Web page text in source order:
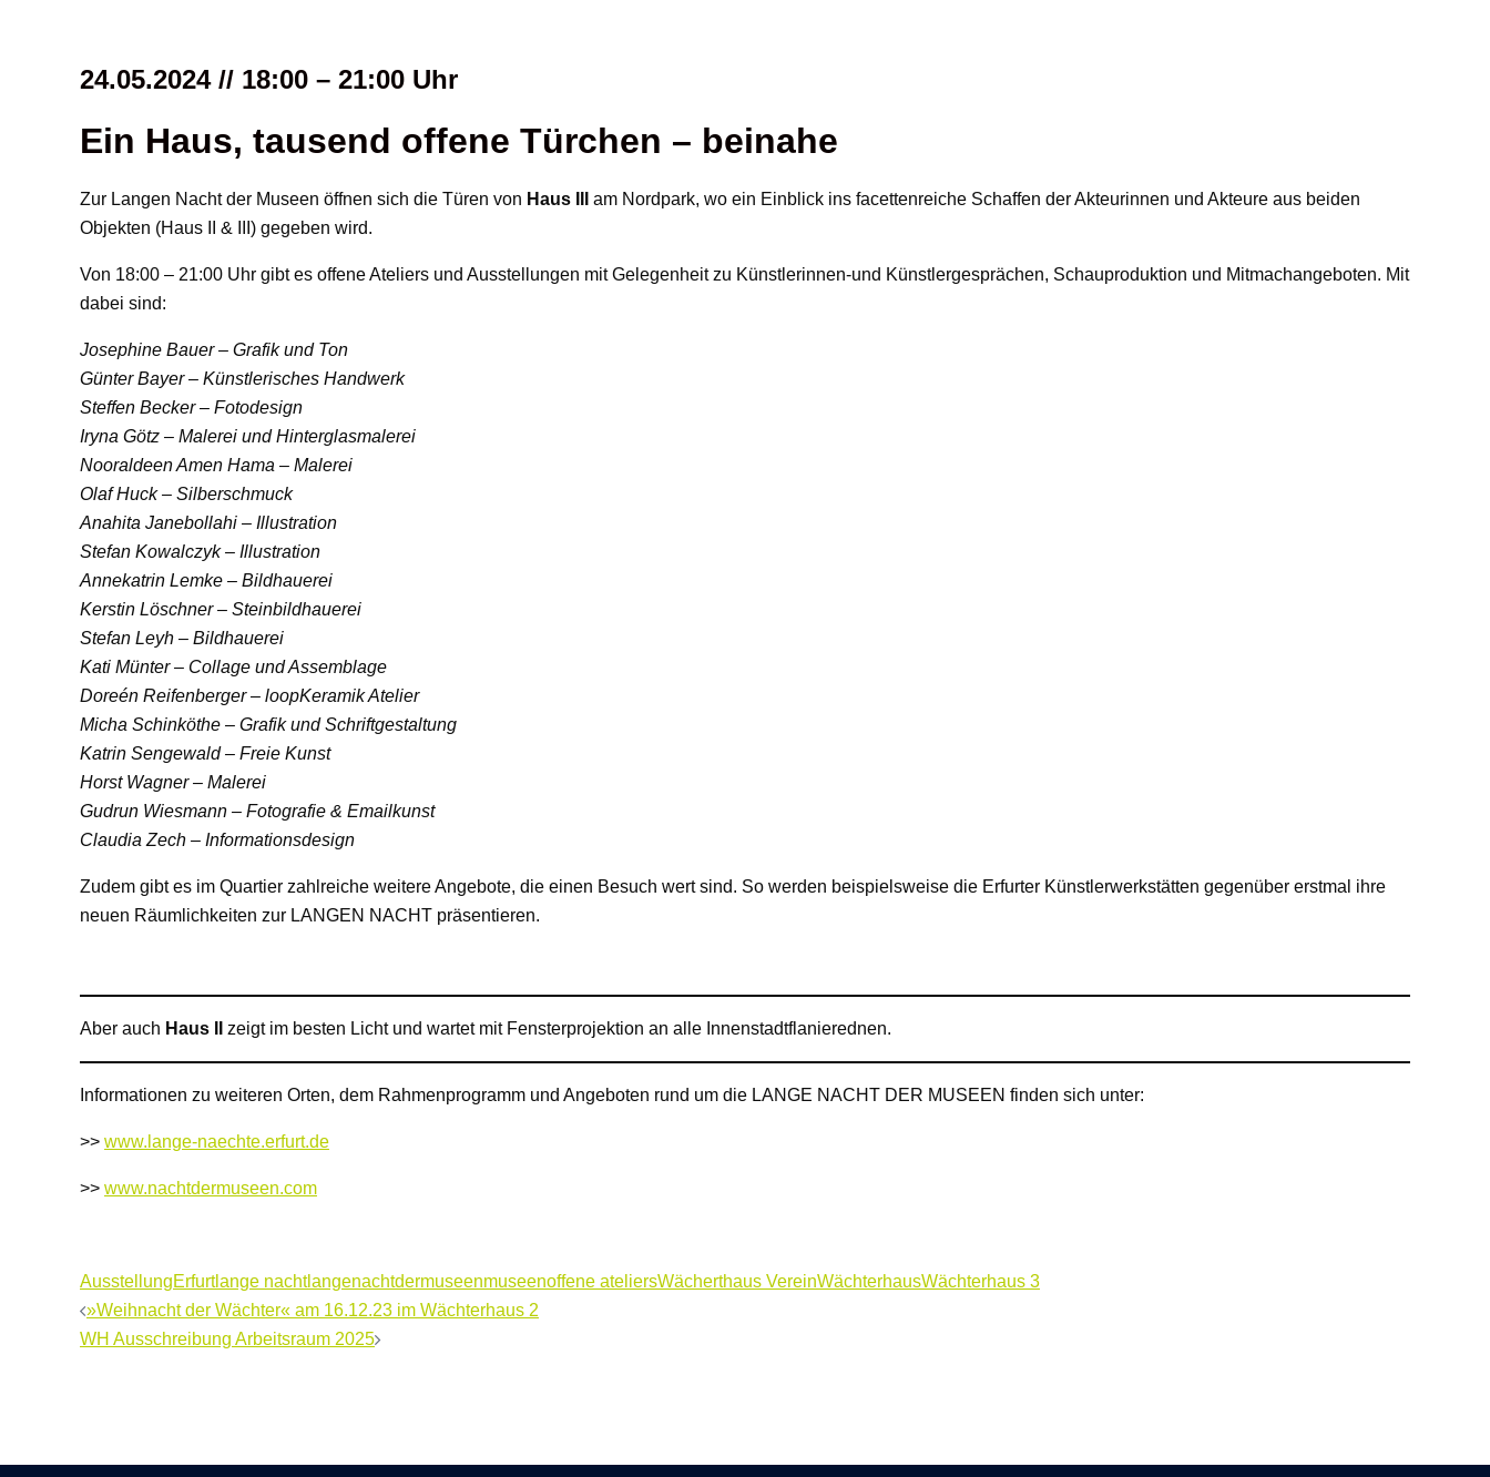
24.05.2024 // 18:00 – 21:00 Uhr
Ein Haus, tausend offene Türchen – beinahe
Zur Langen Nacht der Museen öffnen sich die Türen von Haus III
am Nordpark, wo ein Einblick ins facettenreiche Schaffen der Akteurinnen und Akteure aus beiden
Objekten (Haus II & III) gegeben wird.
Von 18:00 – 21:00 Uhr gibt es offene Ateliers und Ausstellungen mit Gelegenheit zu Künstlerinnen-und Künstlergesprächen, Schauproduktion und Mitmachangeboten. Mit
dabei sind:
Josephine Bauer – Grafik und Ton
Günter Bayer – Künstlerisches Handwerk
Steffen Becker – Fotodesign
Iryna Götz – Malerei und Hinterglasmalerei
Nooraldeen Amen Hama – Malerei
Olaf Huck – Silberschmuck
Anahita Janebollahi – Illustration
Stefan Kowalczyk – Illustration
Annekatrin Lemke – Bildhauerei
Kerstin Löschner – Steinbildhauerei
Stefan Leyh – Bildhauerei
Kati Münter – Collage und Assemblage
Doreén Reifenberger – loopKeramik Atelier
Micha Schinköthe – Grafik und Schriftgestaltung
Katrin Sengewald – Freie Kunst
Horst Wagner – Malerei
Gudrun Wiesmann – Fotografie & Emailkunst
Claudia Zech – Informationsdesign
Zudem gibt es im Quartier zahlreiche weitere Angebote, die einen Besuch wert sind. So werden beispielsweise die Erfurter Künstlerwerkstätten gegenüber erstmal ihre
neuen Räumlichkeiten zur LANGEN NACHT präsentieren.
Aber auch Haus II zeigt im besten Licht und wartet mit Fensterprojektion an alle Innenstadtflanierednen.
Informationen zu weiteren Orten, dem Rahmenprogramm und Angeboten rund um die LANGE NACHT DER MUSEEN finden sich unter:
>> www.lange-naechte.erfurt.de
>> www.nachtdermuseen.com
AusstellungErfurtlange nachtlangenachtdermuseenmuseenoffene ateliersWächerthaus VereinWächterhausWächterhaus 3
Beitragsnavigation
»Weihnacht der Wächter« am 16.12.23 im Wächterhaus 2
WH Ausschreibung Arbeitsraum 2025